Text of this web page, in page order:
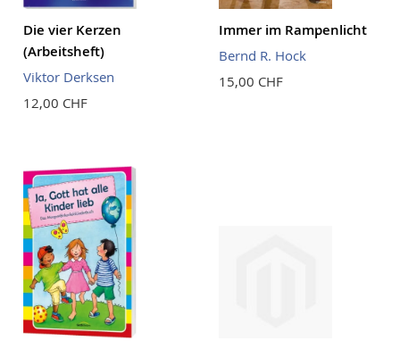
Die vier Kerzen
(Arbeitsheft)
Viktor Derksen
12,00 CHF
Immer im Rampenlicht
Bernd R. Hock
15,00 CHF